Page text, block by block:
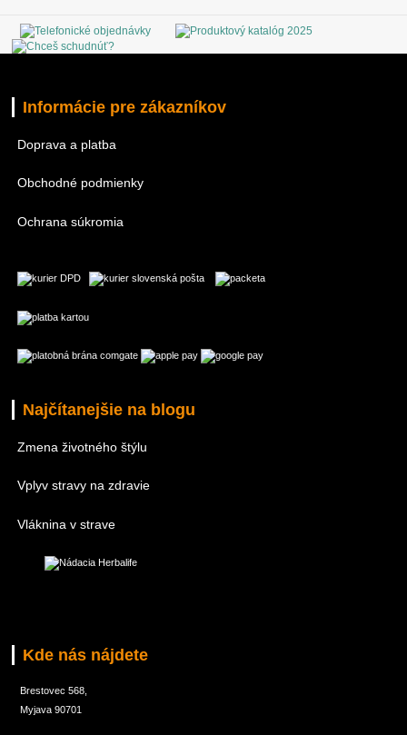
Informácie pre zákazníkov
Doprava a platba
Obchodné podmienky
Ochrana súkromia
Najčítanejšie na blogu
Zmena životného štýlu
Vplyv stravy na zdravie
Vláknina v strave
Kde nás nájdete
Brestovec 568,
Myjava 90701